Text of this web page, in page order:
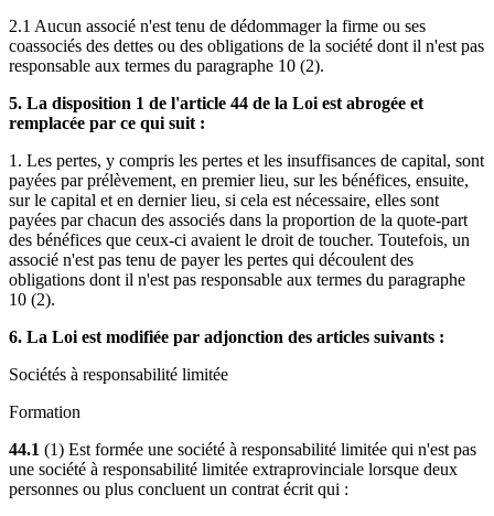
2.1 Aucun associé n'est tenu de dédommager la firme ou ses
coassociés des dettes ou des obligations de la société dont il n'est pas
responsable aux termes du paragraphe 10 (2).
5. La disposition 1 de l'article 44 de la Loi est abrogée et
remplacée par ce qui suit :
1. Les pertes, y compris les pertes et les insuffisances de capital, sont
payées par prélèvement, en premier lieu, sur les bénéfices, ensuite,
sur le capital et en dernier lieu, si cela est nécessaire, elles sont
payées par chacun des associés dans la proportion de la quote-part
des bénéfices que ceux-ci avaient le droit de toucher. Toutefois, un
associé n'est pas tenu de payer les pertes qui découlent des
obligations dont il n'est pas responsable aux termes du paragraphe
10 (2).
6. La Loi est modifiée par adjonction des articles suivants :
Sociétés à responsabilité limitée
Formation
44.1 (1) Est formée une société à responsabilité limitée qui n'est pas
une société à responsabilité limitée extraprovinciale lorsque deux
personnes ou plus concluent un contrat écrit qui :